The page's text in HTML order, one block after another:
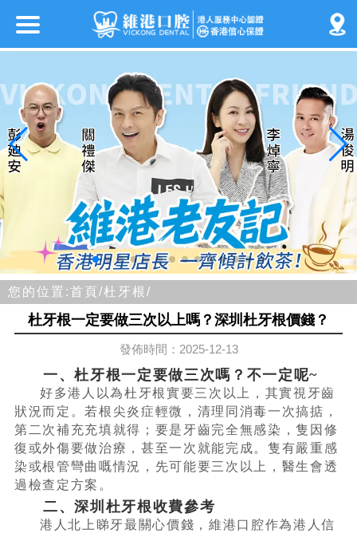
您的位置:首頁/杜牙根/
杜牙根一定要做三次以上嗎？深圳杜牙根價錢？
發佈時間：2025-12-13
一、杜牙根一定要做三次嗎？不一定呢~
好多港人以為杜牙根實要三次以上，其實視牙齒
狀況而定。若根尖炎症輕微，清理同消毒一次搞掂，
第二次補充充填就得；要是牙齒完全無感染，隻因修
復或外傷要做治療，甚至一次就能完成。隻有嚴重感
染或根管彎曲嘅情況，先可能要三次以上，醫生會透
過檢查定方案。
二、深圳杜牙根收費參考
港人北上睇牙最關心價錢，維港口腔作為港人信